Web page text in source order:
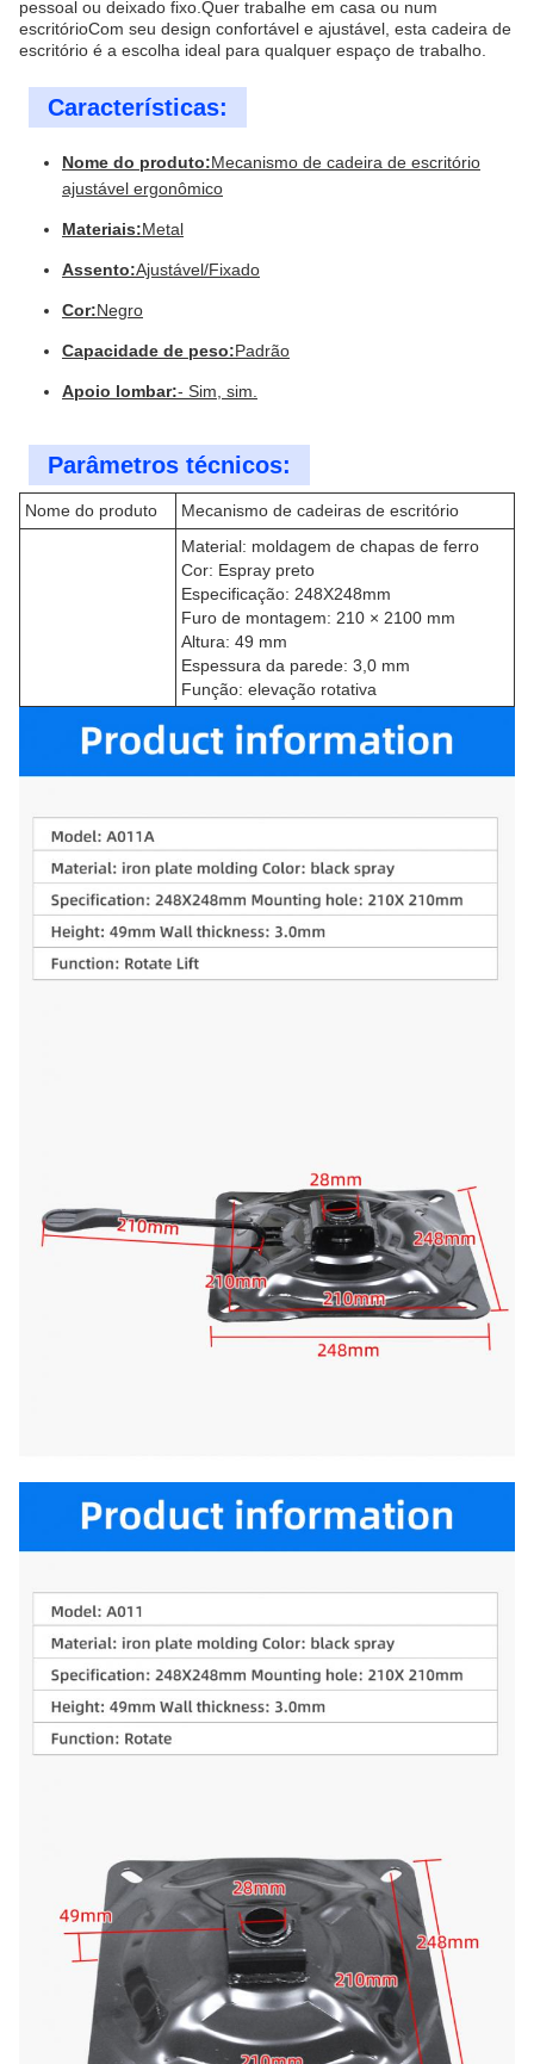
pessoal ou deixado fixo.Quer trabalhe em casa ou num
escritórioCom seu design confortável e ajustável, esta cadeira de
escritório é a escolha ideal para qualquer espaço de trabalho.
Características:
Nome do produto:Mecanismo de cadeira de escritório
ajustável ergonômico
Materiais:Metal
Assento:Ajustável/Fixado
Cor:Negro
Capacidade de peso:Padrão
Apoio lombar:- Sim, sim.
Parâmetros técnicos:
Nome do produto
Mecanismo de cadeiras de escritório
Material: moldagem de chapas de ferro
Cor: Espray preto
Especificação: 248X248mm
Furo de montagem: 210 × 2100 mm
Altura: 49 mm
Espessura da parede: 3,0 mm
Função: elevação rotativa